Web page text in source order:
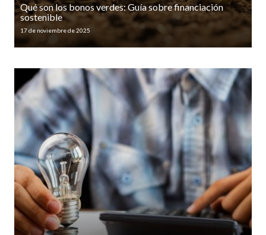
Qué son los bonos verdes: Guía sobre financiación
sostenible
17 de noviembre de 2025